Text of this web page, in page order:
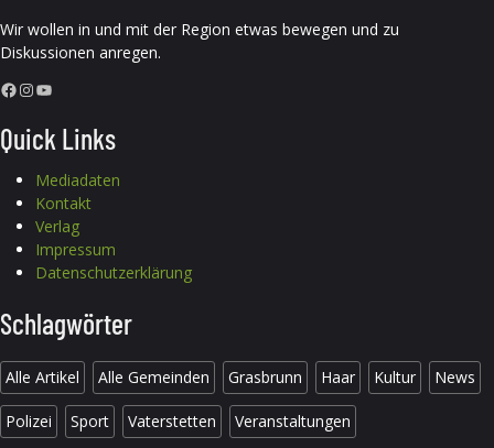
Wir wollen in und mit der Region etwas bewegen und zu
Diskussionen anregen.
Facebook InstagramYouTube
Quick Links
Mediadaten
Kontakt
Verlag
Impressum
Datenschutzerklärung
Schlagwörter
Alle Artikel Alle Gemeinden Grasbrunn Haar Kultur News
Polizei Sport Vaterstetten Veranstaltungen